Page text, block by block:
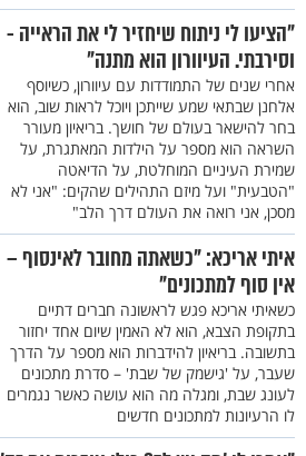
"הציעו לי ניתוח שיחזיר לי את הראייה -
וסירבתי. העיוורון הוא מתנה"
אחרי שנים של התמודדות עם עיוורון, כשיוסף
אלחנן שבתאי שמע שייתכן ויוכל לראות שוב, הוא
בחר להישאר בעולם של חושך. בריאיון מעורר
השראה הוא מספר על הילדות המאתגרת, על
שמירת העיניים המוחלטת, על הדיאטה
"הטבעית" ועל מיזם התהילים שהקים: "אני לא
מסכן, אני רואה את העולם דרך הלב"
איתי אריכא: "כשאתה מחובר לאינסוף –
אין סוף למתכונים"
כשאיתי אריכא פגש לראשונה חברים דתיים
בתקופת הצבא, הוא לא האמין שיום אחד יחזור
בתשובה. בריאיון להידברות הוא מספר על הדרך
שעבר, על 'גישמק של שבת' – סדרת מתכונים
לעונג שבת, ומגלה מה הוא עושה כאשר נגמרים
לו הרעיונות למתכונים חדשים